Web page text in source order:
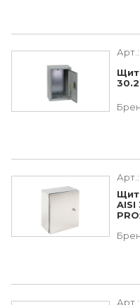
Арт.:
Арт.:
Щит
AISI
Арт.: